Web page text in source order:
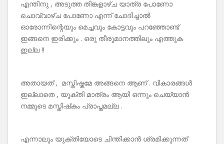
എന്തിനു , അടുത്ത തിങ്കളാഴ്ച യാത്ര പോണോ
ചൊവ്വാഴ്ച പോണോ എന്ന് ചോദിച്ചാൽ
ഓരോന്നിന്റെയും മെച്ചവും കോട്ടവും പറഞ്ഞോണ്ട്
ഇങ്ങനെ ഇരിക്കും . ഒരു തീരുമാനത്തിലും എത്തുക
ഇല്ല !!
അതായത് , മസ്തിഷ്കമേ അങ്ങനെ ആണ് . വികാരങ്ങൾ
ഇല്ലാതെ , യുക്തി മാത്രം ആയി ഒന്നും ചെയ്യാൻ
നമ്മുടെ മസ്തിഷ്‌കം പ്രാപ്തമല്ല .
എന്നാലും യുക്തിയോടെ ചിന്തിക്കാൻ ശ്രമിക്കുന്നത്